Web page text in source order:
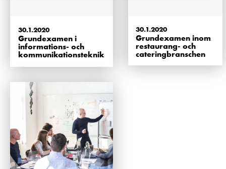
30.1.2020
Grundexamen i
informations- och
kommunikationsteknik
30.1.2020
Grundexamen inom
restaurang- och
cateringbranschen